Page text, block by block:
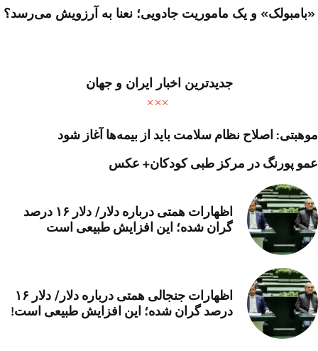
«بامبولک» و یک ماموریت جادویی؛ نعنا به آرزویش می‌رسد؟
جدیدترین اخبار ایران و جهان
موهبتی: اصلاح نظام سلامت باید از بیمه‌ها آغاز شود
عمو پورنگ در مرکز طبی کودکان+ عکس
اظهارات همتی درباره دلار/ دلار ۱۶ درصد
گران شده؛ این افزایش طبیعی است
اظهارات جنجالی همتی درباره دلار/ دلار ۱۶
درصد گران شده؛ این افزایش طبیعی است!